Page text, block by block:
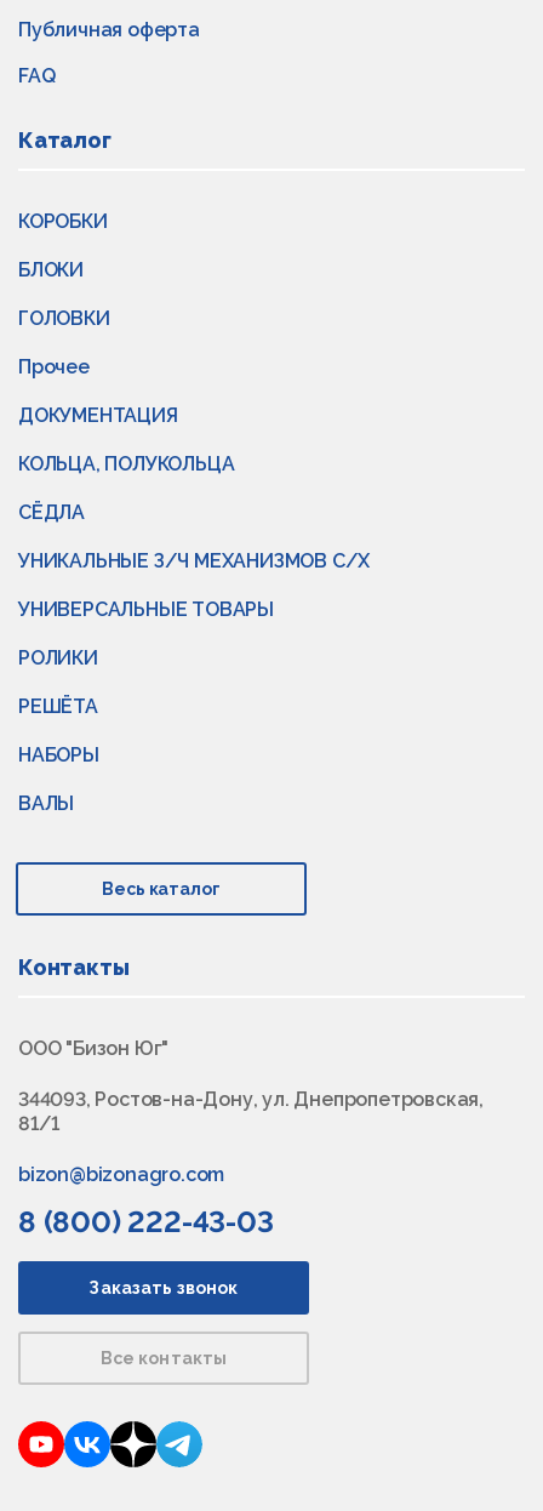
Публичная оферта
FAQ
Каталог
КОРОБКИ
БЛОКИ
ГОЛОВКИ
Прочее
ДОКУМЕНТАЦИЯ
КОЛЬЦА, ПОЛУКОЛЬЦА
СЁДЛА
УНИКАЛЬНЫЕ З/Ч МЕХАНИЗМОВ С/Х
УНИВЕРСАЛЬНЫЕ ТОВАРЫ
РОЛИКИ
РЕШЁТА
НАБОРЫ
ВАЛЫ
Весь каталог
Контакты
ООО "Бизон Юг"
344093, Ростов-на-Дону, ул. Днепропетровская,
81/1
bizon@bizonagro.com
8 (800) 222-43-03
Заказать звонок
Все контакты
YouTubeVKontakte
DzenTelegram